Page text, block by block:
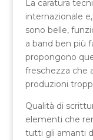
La caratura
internazionale
sono belle,
a band ben più
propongono
freschezza che
produzioni
Qualità di
elementi che
tutti gli amanti